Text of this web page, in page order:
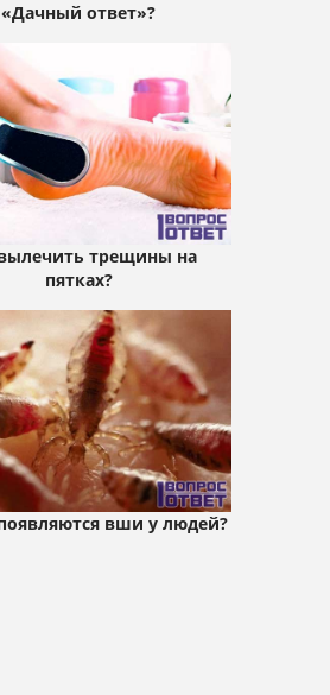
«Дачный ответ»?
трещины на
пятках?
вши у людей?